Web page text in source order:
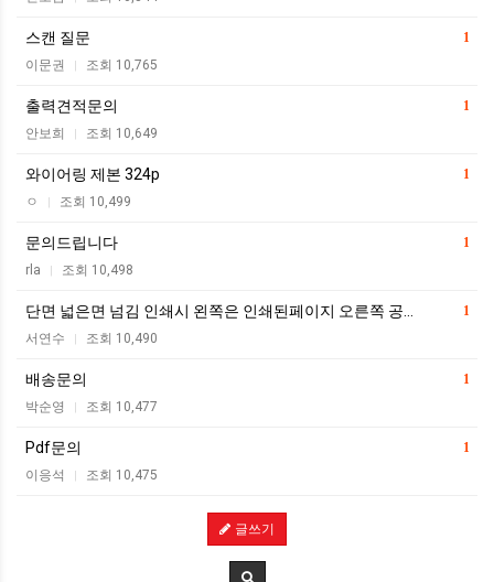
1
스캔 질문
이문권 조회 10,765
1
출력견적문의
안보희 조회 10,649
1
와이어링 제본 324p
ㅇ 조회 10,499
1
문의드립니다
rla 조회 10,498
1
단면 넓은면 넘김 인쇄시 왼쪽은 인쇄된페이지 오른쪽 공…
서연수 조회 10,490
1
배송문의
박순영 조회 10,477
1
Pdf문의
이응석 조회 10,475
글쓰기